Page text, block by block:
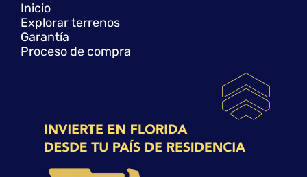
Inicio
Explorar terrenos
Garantía
Proceso de compra